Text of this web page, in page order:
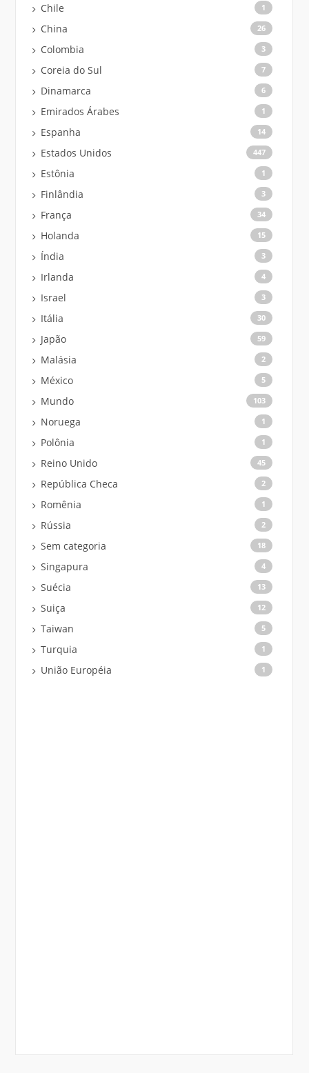
Chile 1
China 26
Colombia 3
Coreia do Sul 7
Dinamarca 6
Emirados Árabes 1
Espanha 14
Estados Unidos 447
Estônia 1
Finlândia 3
França 34
Holanda 15
Índia 3
Irlanda 4
Israel 3
Itália 30
Japão 59
Malásia 2
México 5
Mundo 103
Noruega 1
Polônia 1
Reino Unido 45
República Checa 2
Romênia 1
Rússia 2
Sem categoria 18
Singapura 4
Suécia 13
Suiça 12
Taiwan 5
Turquia 1
União Européia 1